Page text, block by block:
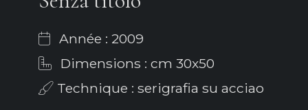
Année : 2009
Dimensions : cm 30x50
Technique : serigrafia su acciao